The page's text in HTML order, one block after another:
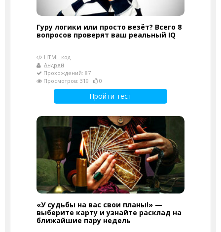
Гуру логики или просто везёт? Всего 8
вопросов проверят ваш реальный IQ
HTML-код
Андрей
Прохождений: 87
Просмотров: 319
0
Пройти тест
«У судьбы на вас свои планы!» —
выберите карту и узнайте расклад на
ближайшие пару недель